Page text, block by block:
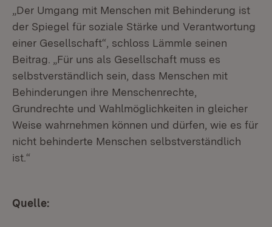
„Der Umgang mit Menschen mit Behinderung ist
der Spiegel für soziale Stärke und Verantwortung
einer Gesellschaft“, schloss Lämmle seinen
Beitrag. „Für uns als Gesellschaft muss es
selbstverständlich sein, dass Menschen mit
Behinderungen ihre Menschenrechte,
Grundrechte und Wahlmöglichkeiten in gleicher
Weise wahrnehmen können und dürfen, wie es für
nicht behinderte Menschen selbstverständlich
ist.“
Quelle: